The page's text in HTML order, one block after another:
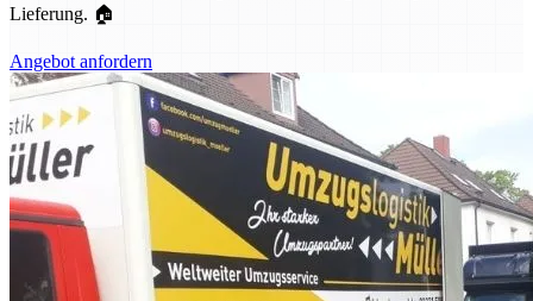
Lieferung. 🏠
Angebot anfordern